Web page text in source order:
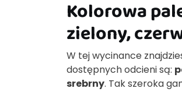
Kolorowa
zielony,
W tej wycinance
dostępnych odcieni są:
srebrny. Tak szeroka